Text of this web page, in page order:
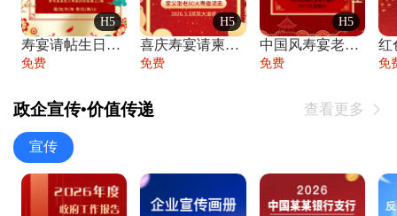
H5
寿宴请帖生日宴邀请函老人寿星生日快乐祝寿
免费
H5
喜庆寿宴请柬老人生日宴会邀请函请柬过大寿
免费
H5
中国风寿宴老人生日宴会邀请函寿宴请帖请柬
免费 免
政企宣传•价值传递 查看更多 
宣传